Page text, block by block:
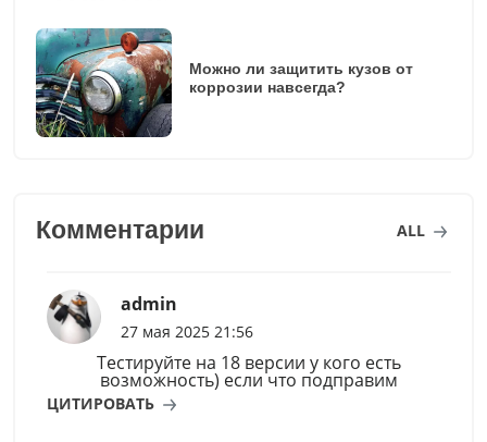
Можно ли защитить кузов от
коррозии навсегда?
Комментарии ALL
admin
27 мая 2025 21:56
Тестируйте на 18 версии у кого есть
возможность) если что подправим
ЦИТИРОВАТЬ